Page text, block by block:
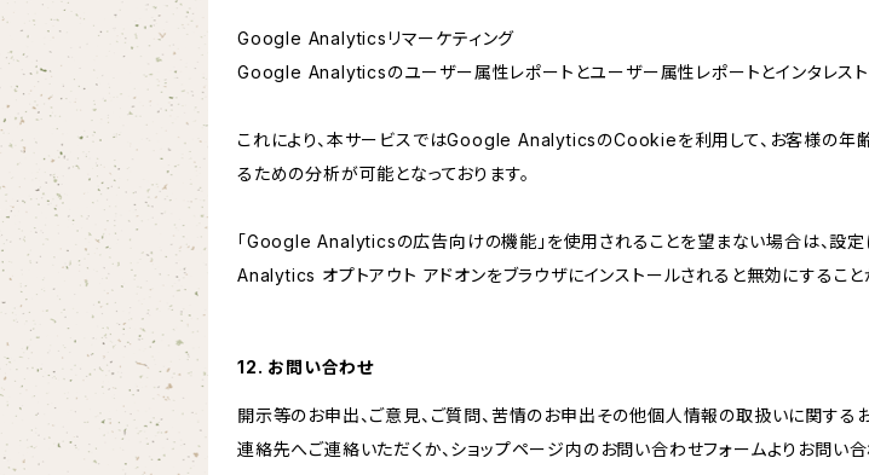
Google Analyticsリマーケティング
Google Analyticsのユーザー属性レポートとユーザー属性レポートとインタレスト
これにより、本サービスではGoogle AnalyticsのCookieを利用して、お客様の年
るための分析が可能となっております。
「Google Analyticsの広告向けの機能」を使用されることを望まない場合は、設定
Analytics オプトアウト アドオンをブラウザにインストールされると無効にすること
12. お問い合わせ
開示等のお申出、ご意見、ご質問、苦情のお申出その他個人情報の取扱いに関する
連絡先へご連絡いただくか、ショップページ内のお問い合わせフォームよりお問い合